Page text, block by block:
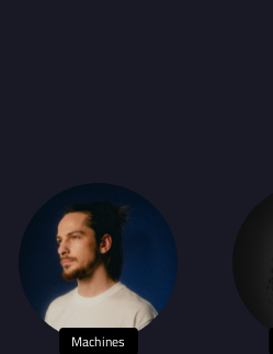
Machines